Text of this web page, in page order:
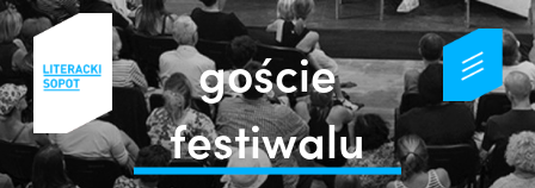
goście
festiwalu